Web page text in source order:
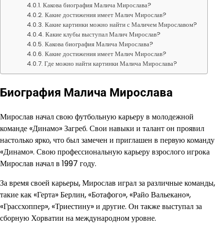
Какова биография Малича Мирослава?
Какие достижения имеет Малич Мирослав?
Какие картинки можно найти с Маличем Мирославом?
Какие клубы выступал Малич Мирослав?
Какова биография Малича Мирослава?
Какие достижения имеет Малич Мирослав?
Где можно найти картинки Малича Мирослава?
Биография Малича Мирослава
Мирослав начал свою футбольную карьеру в молодежной
команде «Динамо» Загреб. Свои навыки и талант он проявил
настолько ярко, что был замечен и приглашен в первую команду
«Динамо». Свою профессиональную карьеру взрослого игрока
Мирослав начал в 1997 году.
За время своей карьеры, Мирослав играл за различные команды,
такие как «Герта» Берлин, «Ботафого», «Райо Вальекано»,
«Грассхоппер», «Триестину» и другие. Он также выступал за
сборную Хорватии на международном уровне.